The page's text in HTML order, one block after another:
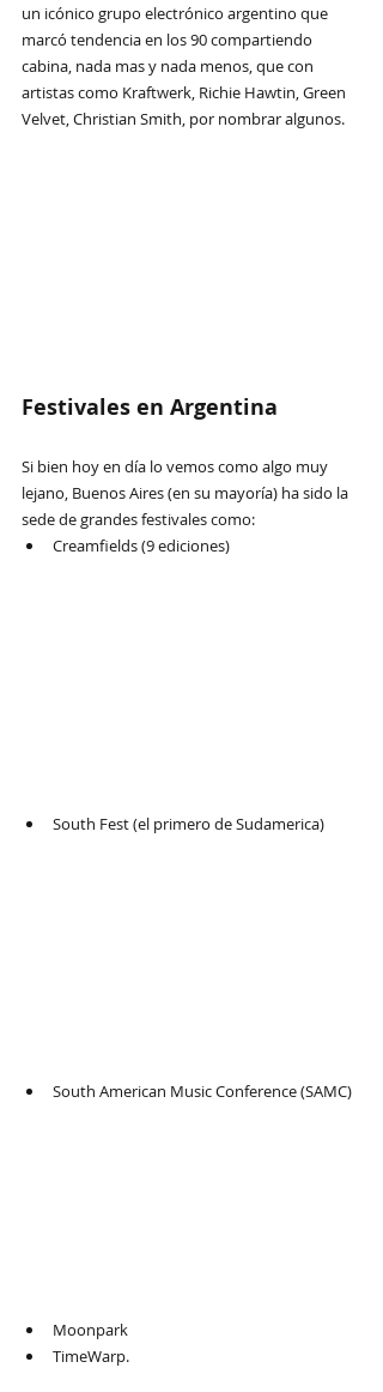
un icónico grupo electrónico argentino que
marcó tendencia en los 90 compartiendo
cabina, nada mas y nada menos, que con
artistas como Kraftwerk, Richie Hawtin, Green
Velvet, Christian Smith, por nombrar algunos.
Festivales en Argentina
Si bien hoy en día lo vemos como algo muy
lejano, Buenos Aires (en su mayoría) ha sido la
sede de grandes festivales como:
Creamfields (9 ediciones)
South Fest (el primero de Sudamerica)
South American Music Conference (SAMC)
Moonpark
TimeWarp.